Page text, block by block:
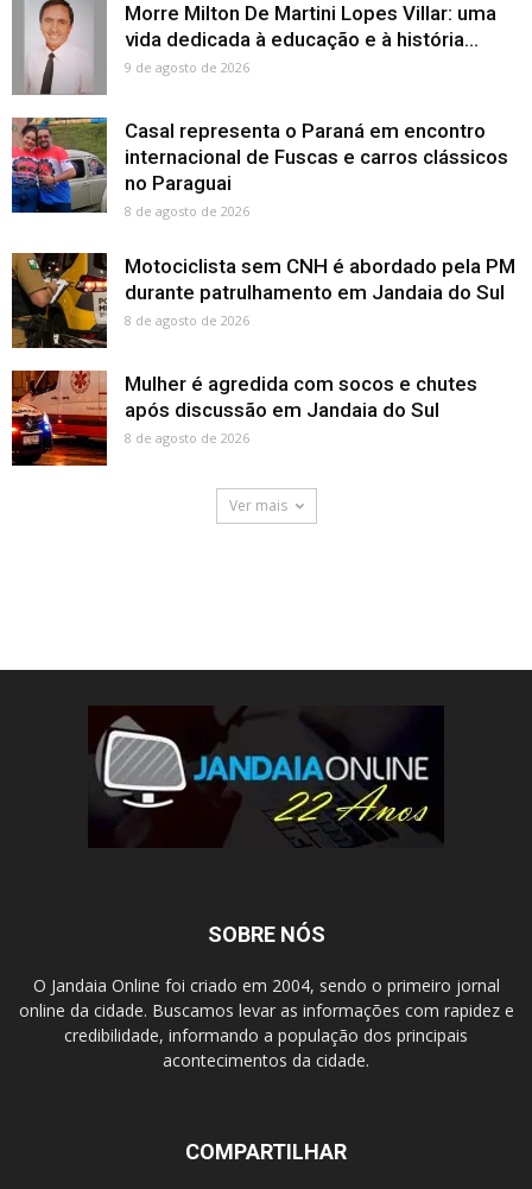
Morre Milton De Martini Lopes Villar: uma
vida dedicada à educação e à história...
9 de agosto de 2026
Casal representa o Paraná em encontro
internacional de Fuscas e carros clássicos
no Paraguai
8 de agosto de 2026
Motociclista sem CNH é abordado pela PM
durante patrulhamento em Jandaia do Sul
8 de agosto de 2026
Mulher é agredida com socos e chutes
após discussão em Jandaia do Sul
8 de agosto de 2026
Ver mais
SOBRE NÓS
O Jandaia Online foi criado em 2004, sendo o primeiro jornal
online da cidade. Buscamos levar as informações com rapidez e
credibilidade, informando a população dos principais
acontecimentos da cidade.
COMPARTILHAR